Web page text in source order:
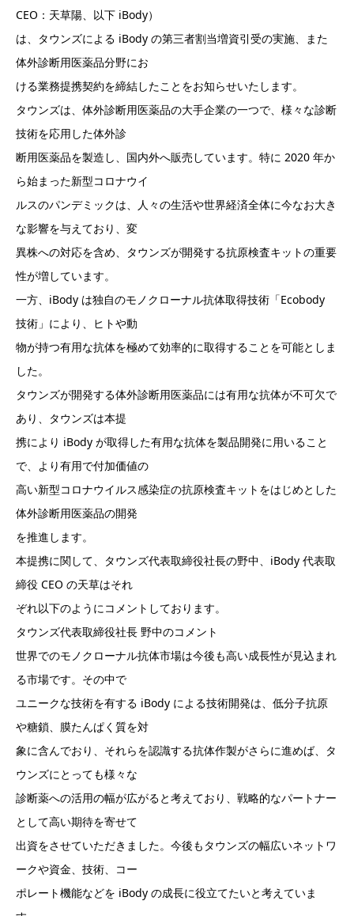
CEO：天草陽、以下 iBody）
は、タウンズによる iBody の第三者割当増資引受の実施、また
体外診断用医薬品分野にお
ける業務提携契約を締結したことをお知らせいたします。
タウンズは、体外診断用医薬品の大手企業の一つで、様々な診断
技術を応用した体外診
断用医薬品を製造し、国内外へ販売しています。特に 2020 年か
ら始まった新型コロナウイ
ルスのパンデミックは、人々の生活や世界経済全体に今なお大き
な影響を与えており、変
異株への対応を含め、タウンズが開発する抗原検査キットの重要
性が増しています。
一方、iBody は独自のモノクローナル抗体取得技術「Ecobody
技術」により、ヒトや動
物が持つ有用な抗体を極めて効率的に取得することを可能としま
した。
タウンズが開発する体外診断用医薬品には有用な抗体が不可欠で
あり、タウンズは本提
携により iBody が取得した有用な抗体を製品開発に用いること
で、より有用で付加価値の
高い新型コロナウイルス感染症の抗原検査キットをはじめとした
体外診断用医薬品の開発
を推進します。
本提携に関して、タウンズ代表取締役社⾧の野中、iBody 代表取
締役 CEO の天草はそれ
ぞれ以下のようにコメントしております。
タウンズ代表取締役社⾧ 野中のコメント
世界でのモノクローナル抗体市場は今後も高い成⾧性が見込まれ
る市場です。その中で
ユニークな技術を有する iBody による技術開発は、低分子抗原
や糖鎖、膜たんぱく質を対
象に含んでおり、それらを認識する抗体作製がさらに進めば、タ
ウンズにとっても様々な
診断薬への活用の幅が広がると考えており、戦略的なパートナー
として高い期待を寄せて
出資をさせていただきました。今後もタウンズの幅広いネットワ
ークや資金、技術、コー
ポレート機能などを iBody の成⾧に役立てたいと考えていま